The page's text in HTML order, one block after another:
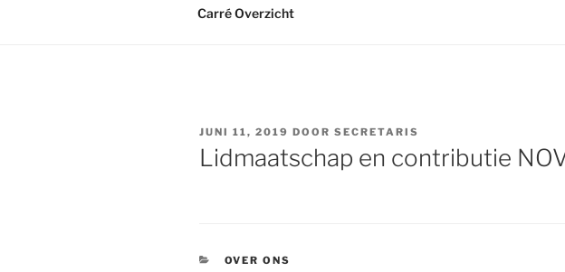
Carré Overzicht
GEPLAATST
OP
JUNI 11, 2019 DOOR SECRETARIS
Lidmaatschap en contributie
CATEGORIEËN
OVER ONS